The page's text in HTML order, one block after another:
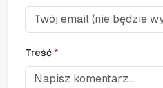
Treść *